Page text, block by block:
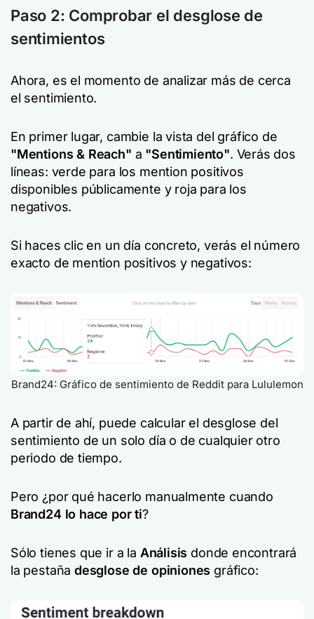
Paso 2: Comprobar el desglose de
sentimientos
Ahora, es el momento de analizar más de cerca
el sentimiento.
En primer lugar, cambie la vista del gráfico de
"Mentions & Reach" a "Sentimiento". Verás dos
líneas: verde para los mention positivos
disponibles públicamente y roja para los
negativos.
Si haces clic en un día concreto, verás el número
exacto de mention positivos y negativos:
Brand24: Gráfico de sentimiento de Reddit para Lululemon
A partir de ahí, puede calcular el desglose del
sentimiento de un solo día o de cualquier otro
periodo de tiempo.
Pero ¿por qué hacerlo manualmente cuando
Brand24 lo hace por ti?
Sólo tienes que ir a la Análisis donde encontrará
la pestañadesglose de opiniones gráfico: